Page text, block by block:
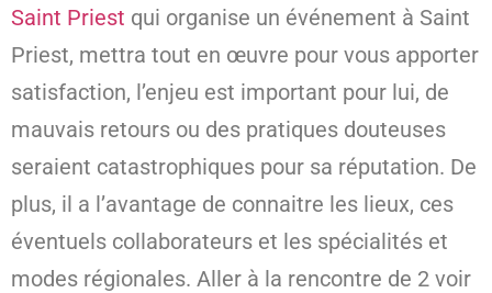
Saint Priest qui organise un événement à Saint
Priest, mettra tout en œuvre pour vous apporter
satisfaction, l’enjeu est important pour lui, de
mauvais retours ou des pratiques douteuses
seraient catastrophiques pour sa réputation. De
plus, il a l’avantage de connaitre les lieux, ces
éventuels collaborateurs et les spécialités et
modes régionales. Aller à la rencontre de 2 voir